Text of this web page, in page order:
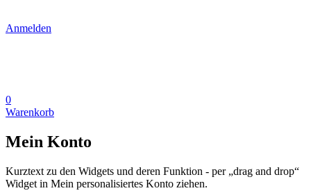
Anmelden
0
Warenkorb
Mein Konto
Kurztext zu den Widgets und deren Funktion - per „drag and drop“
Widget in Mein personalisiertes Konto ziehen.